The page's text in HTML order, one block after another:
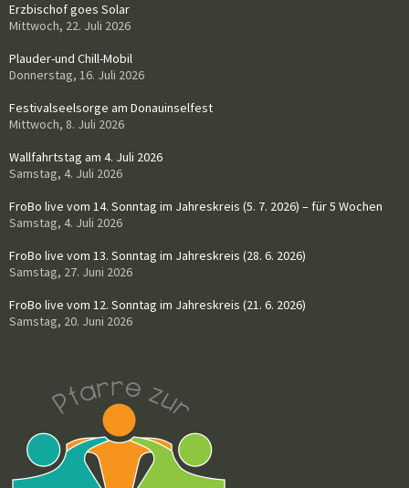
Erzbischof goes Solar
Mittwoch, 22. Juli 2026
Plauder-und Chill-Mobil
Donnerstag, 16. Juli 2026
Festivalseelsorge am Donauinselfest
Mittwoch, 8. Juli 2026
Wallfahrtstag am 4. Juli 2026
Samstag, 4. Juli 2026
FroBo live vom 14. Sonntag im Jahreskreis (5. 7. 2026) – für 5 Wochen
Samstag, 4. Juli 2026
FroBo live vom 13. Sonntag im Jahreskreis (28. 6. 2026)
Samstag, 27. Juni 2026
FroBo live vom 12. Sonntag im Jahreskreis (21. 6. 2026)
Samstag, 20. Juni 2026